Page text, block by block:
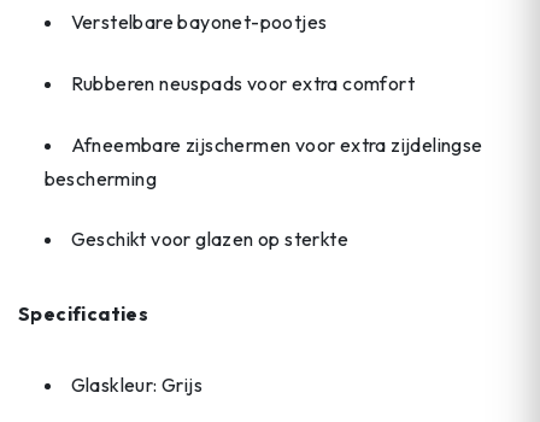
Verstelbare bayonet-pootjes
Rubberen neuspads voor extra comfort
Afneembare zijschermen voor extra zijdelingse
bescherming
Geschikt voor glazen op sterkte
Specificaties
Glaskleur: Grijs